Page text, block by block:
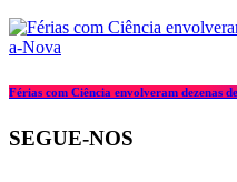
Férias com Ciência envolveram dezenas
SEGUE-NOS